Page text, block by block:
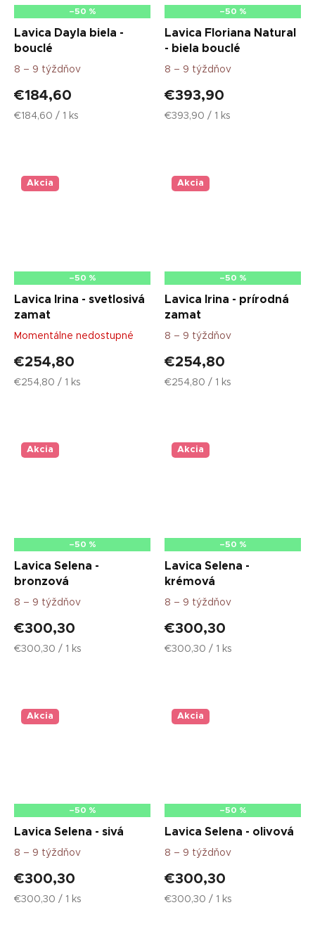
–50 %
Lavica Dayla biela -
bouclé
8 – 9 týždňov
€184,60
Jednotková
€184,60 / 1 ks
–50 %
Lavica Floriana Natural
- biela bouclé
8 – 9 týždňov
€393,90
Jednotková
€393,90 / 1 ks
Akcia
–50 %
Lavica Irina - svetlosivá
zamat
Momentálne nedostupné
€254,80
Jednotková
€254,80 / 1 ks
Akcia
–50 %
Lavica Irina - prírodná
zamat
8 – 9 týždňov
€254,80
Jednotková
€254,80 / 1 ks
Akcia
–50 %
Lavica Selena -
bronzová
8 – 9 týždňov
€300,30
Jednotková
€300,30 / 1 ks
Akcia
–50 %
Lavica Selena -
krémová
8 – 9 týždňov
€300,30
Jednotková
€300,30 / 1 ks
Akcia
–50 %
Lavica Selena - sivá
8 – 9 týždňov
€300,30
Jednotková
€300,30 / 1 ks
Akcia
–50 %
Lavica Selena - olivová
8 – 9 týždňov
€300,30
Jednotková
€300,30 / 1 ks